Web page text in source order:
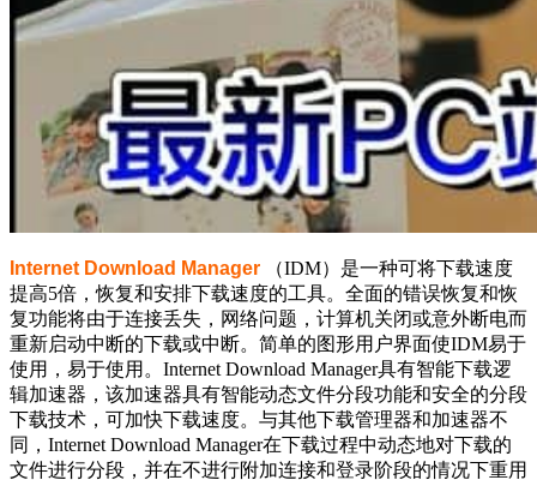
Internet Download Manager （IDM）是一种可将下载速度
提高5倍，恢复和安排下载速度的工具。全面的错误恢复和恢
复功能将由于连接丢失，网络问题，计算机关闭或意外断电而
重新启动中断的下载或中断。简单的图形用户界面使IDM易于
使用，易于使用。Internet Download Manager具有智能下载逻
辑加速器，该加速器具有智能动态文件分段功能和安全的分段
下载技术，可加快下载速度。与其他下载管理器和加速器不
同，Internet Download Manager在下载过程中动态地对下载的
文件进行分段，并在不进行附加连接和登录阶段的情况下重用